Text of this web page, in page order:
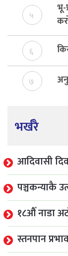
५
भू-
६
७
भर्खरै
आदिवासी
पञ्चकन्याकै
१८औँ नाडा
स्तनपान